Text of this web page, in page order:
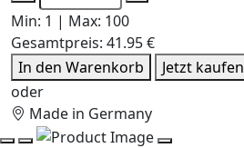
Min: 1 | Max: 100
Gesamtpreis: 41.95 €
In den Warenkorb
Jetzt kaufen
oder
Made in Germany